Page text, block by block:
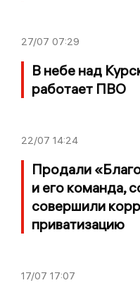
27/07 07:29
В небе над
работает ПВО
22/07 14:24
Продали
и его команда,
совершили
приватизацию
17/07 17:07